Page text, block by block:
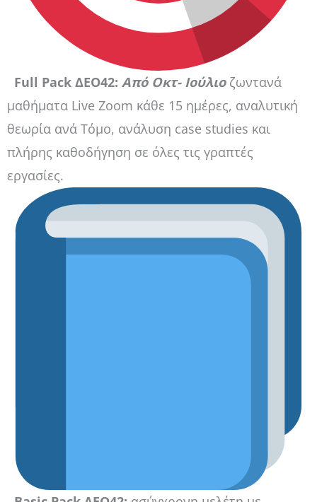
Full Pack ΔΕΟ42: Από Οκτ- Ιούλιοζωντανά
μαθήματα Live Zoom κάθε 15 ημέρες, αναλυτική
θεωρία ανά Τόμο, ανάλυση case studies και
πλήρης καθοδήγηση σε όλες τις γραπτές
εργασίες.